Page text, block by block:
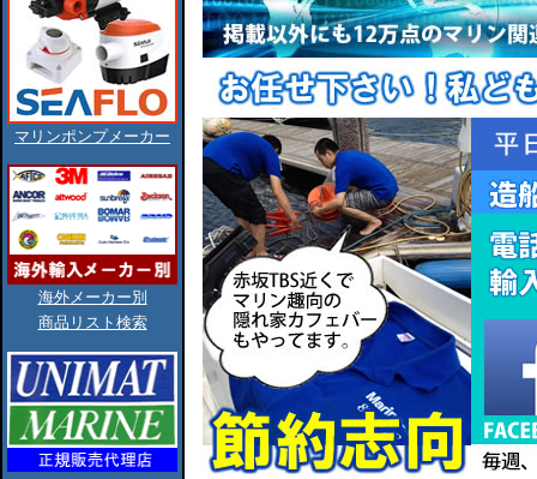
マリンポンプメーカー
海外メーカー別
商品リスト検索